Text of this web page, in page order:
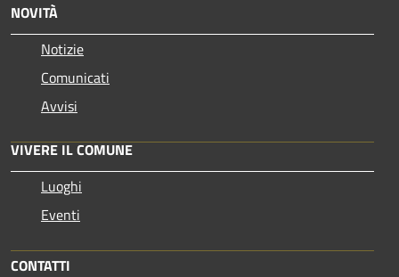
NOVITÀ
Notizie
Comunicati
Avvisi
VIVERE IL COMUNE
Luoghi
Eventi
CONTATTI